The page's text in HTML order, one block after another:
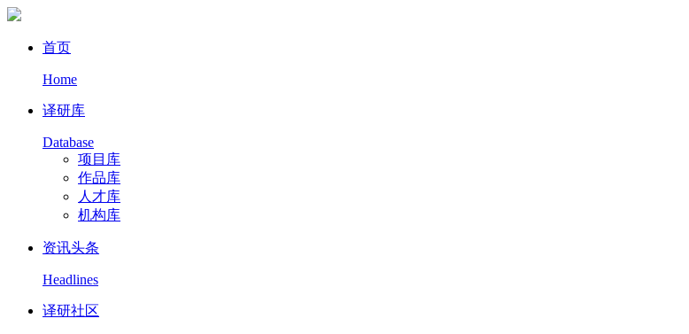
首页
Home
译研库
Database
项目库
作品库
人才库
机构库
资讯头条
Headlines
译研社区